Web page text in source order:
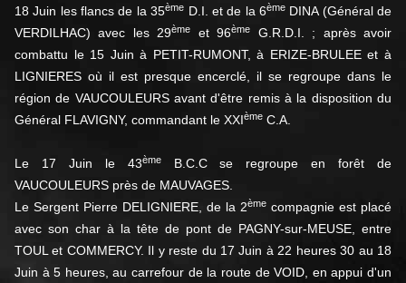
18 Juin les flancs de la 35ème D.I. et de la 6èmeDINA (Général de
VERDILHAC) avec les 29ème et 96ème
G.R.D.I. ; après avoir
combattu le 15 Juin à PETIT-RUMONT, à ERIZE-BRULEE et à
LIGNIERES où il est presque encerclé, il se regroupe dans le
région de VAUCOULEURS avant d'être remis à la disposition du
Général FLAVIGNY, commandant le XXIème C.A.
Le 17 Juin le 43èmeB.C.C se regroupe en forêt de
VAUCOULEURS près de MAUVAGES.
Le Sergent Pierre DELIGNIERE, de la 2ème compagnie est placé
avec son char à la tête de pont de PAGNY-sur-MEUSE, entre
TOUL et COMMERCY. Il y reste du 17 Juin à 22 heures 30 au 18
Juin à 5 heures, au carrefour de la route de VOID, en appui d'un